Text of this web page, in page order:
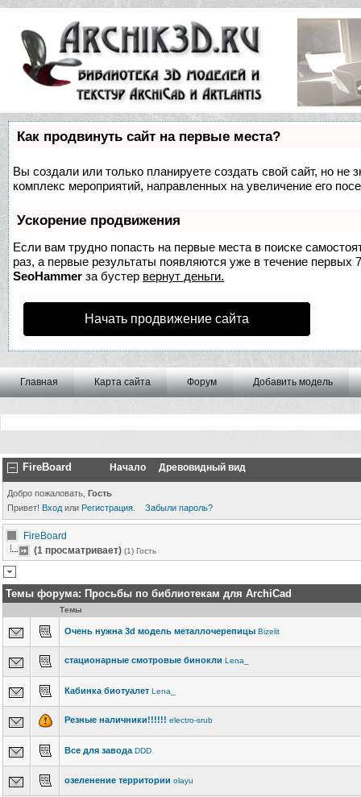
Как продвинуть сайт на первые места?
Вы создали или только планируете создать свой сайт, но не
комплекс мероприятий, направленных на увеличение его
Ускорение продвижения
Если вам трудно попасть на первые места в поиске
раз, а первые результаты появляются уже в течение первых
SeoHammer за бустер вернут деньги.
Начать продвижение сайта
Главная Карта сайта Форум Добавить модель
FireBoard Начало Древовидный вид
Добро пожаловать, Гость
Привет! Вход или Регистрация Забыли пароль?
FireBoard
(1 просматривает) (1) Гость
Темы форума: Просьбы по библиотекам для ArchiCad
Темы
Очень нужна 3d модель металлочерепицы Bizelit
стационарные смотровые бинокли Lena_
Кабинка биотуалет Lena_
Резные наличники!!!!!! electro-srub
Все для завода DDD
озеленение территории olayu